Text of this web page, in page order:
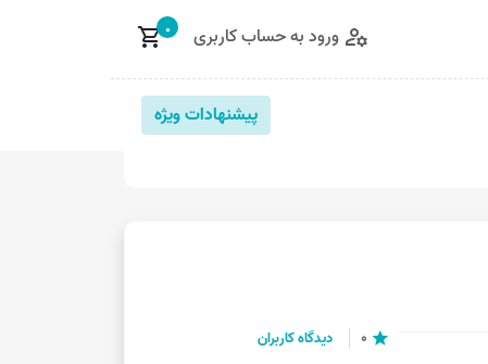
manage_accounts ورود به حساب کاربری shopping_cart0
پیشنهادات ویژه
star
0 دیدگاه کاربران